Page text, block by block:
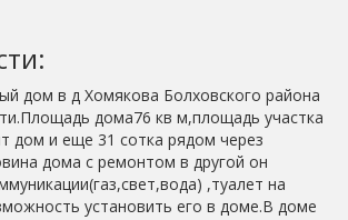
дом в д Хомякова Болховского района
дома76 кв м,площадь участка
дом и еще 31 сотка рядом через
дома с ремонтом в другой он
,туалет на
установить его в доме.В доме